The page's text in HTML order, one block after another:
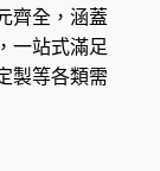
齊全，涵蓋
一站式滿足
製等各類需